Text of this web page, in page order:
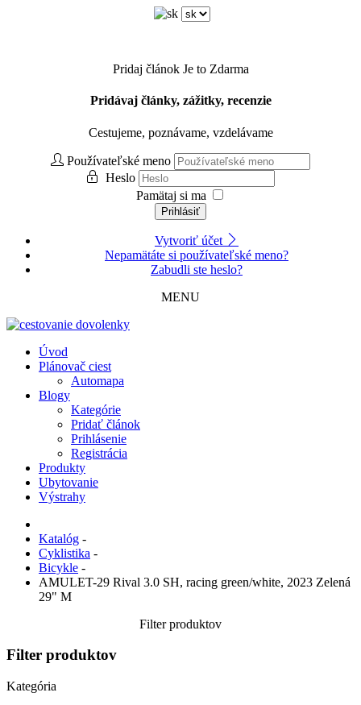
Pridaj článok Je to Zdarma
Pridávaj články, zážitky, recenzie
Cestujeme, poznávame, vzdelávame
Používateľské meno
Heslo
Pamätaj si ma
Prihlásiť
Vytvoriť účet
Nepamätáte si používateľské meno?
Zabudli ste heslo?
MENU
Úvod
Plánovač ciest
Automapa
Blogy
Kategórie
Pridať článok
Prihlásenie
Registrácia
Produkty
Ubytovanie
Výstrahy
Katalóg -
Cyklistika -
Bicykle -
AMULET-29 Rival 3.0 SH, racing green/white, 2023 Zelená
29" M
Filter produktov
Filter produktov
Kategória